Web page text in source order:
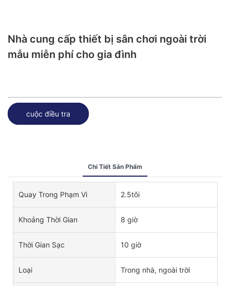
Nhà cung cấp thiết bị sân chơi ngoài trời
mẫu miễn phí cho gia đình
cuộc điều tra
Chi Tiết Sản Phẩm
Quay Trong Phạm Vi 2.5tôi
Khoảng Thời Gian 8 giờ
Thời Gian Sạc 10 giờ
Loại Trong nhà, ngoài trời